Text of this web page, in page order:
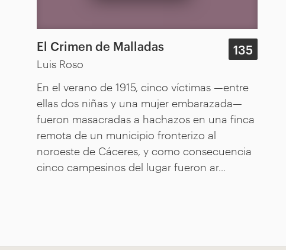
El Crimen de Malladas
Luis Roso
135
En el verano de 1915, cinco víctimas —entre
ellas dos niñas y una mujer embarazada—
fueron masacradas a hachazos en una finca
remota de un municipio fronterizo al
noroeste de Cáceres, y como consecuencia
cinco campesinos del lugar fueron ar...